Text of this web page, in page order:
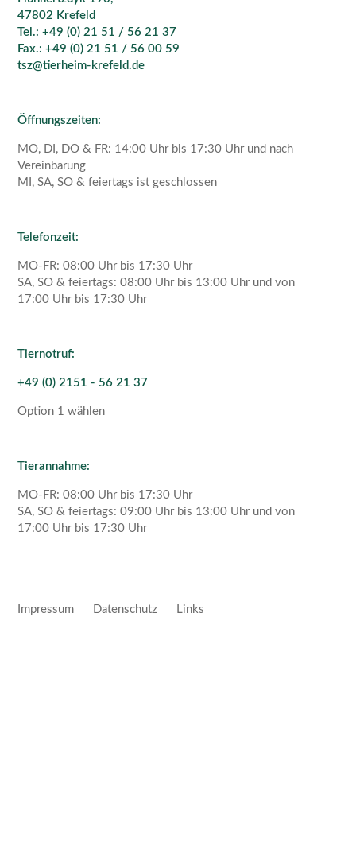
47802 Krefeld
Tel.: +49 (0) 21 51 / 56 21 37
Fax.: +49 (0) 21 51 / 56 00 59
tsz@tierheim-krefeld.de
Öffnungszeiten:
MO, DI, DO & FR: 14:00 Uhr bis 17:30 Uhr und nach
Vereinbarung
MI, SA, SO & feiertags ist geschlossen
Telefonzeit:
MO-FR: 08:00 Uhr bis 17:30 Uhr
SA, SO & feiertags: 08:00 Uhr bis 13:00 Uhr und von
17:00 Uhr bis 17:30 Uhr
Tiernotruf:
+49 (0) 2151 - 56 21 37
Option 1 wählen
Tierannahme:
MO-FR: 08:00 Uhr bis 17:30 Uhr
SA, SO & feiertags: 09:00 Uhr bis 13:00 Uhr und von
17:00 Uhr bis 17:30 Uhr
Impressum Datenschutz Links